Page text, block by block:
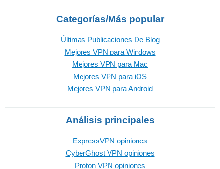
Categorías/Más popular
Últimas Publicaciones De Blog
Mejores VPN para Windows
Mejores VPN para Mac
Mejores VPN para iOS
Mejores VPN para Android
Análisis principales
ExpressVPN opiniones
CyberGhost VPN opiniones
Proton VPN opiniones